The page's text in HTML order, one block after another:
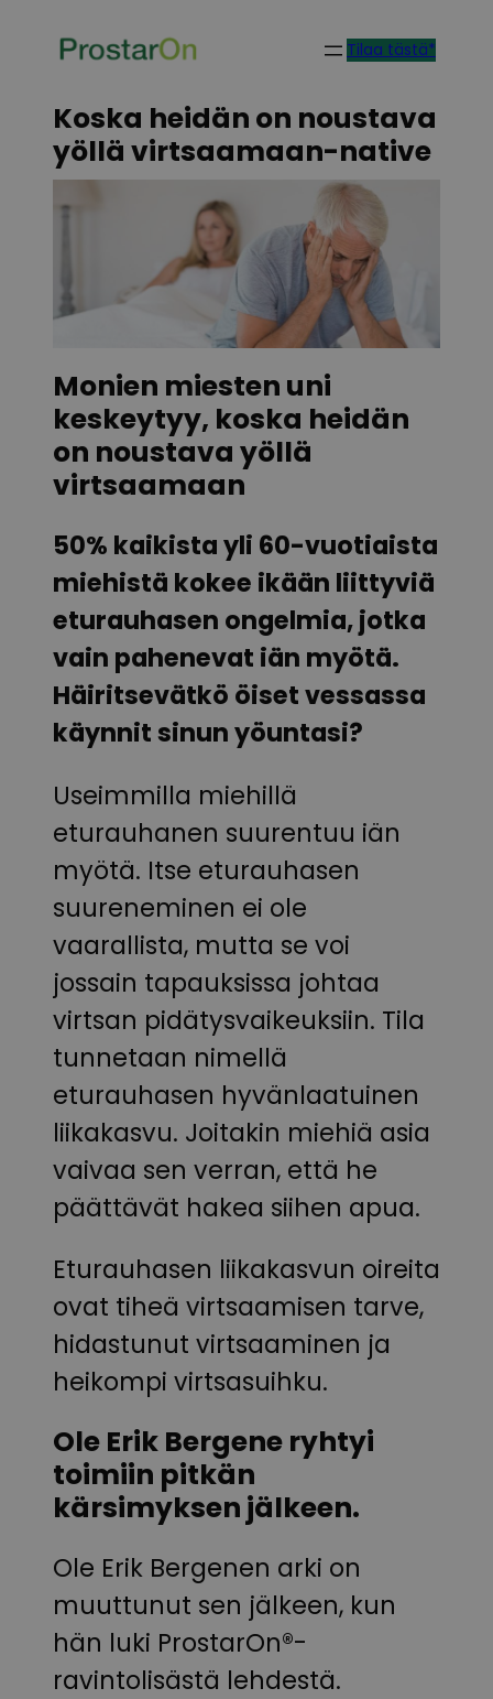
Tilaa tästä*
Koska heidän on noustava
yöllä virtsaamaan-native
Monien miesten uni
keskeytyy, koska heidän
on noustava yöllä
virtsaamaan
50% kaikista yli 60-vuotiaista
miehistä kokee ikään liittyviä
eturauhasen ongelmia, jotka
vain pahenevat iän myötä.
Häiritsevätkö öiset vessassa
käynnit sinun yöuntasi?
Useimmilla miehillä
eturauhanen suurentuu iän
myötä. Itse eturauhasen
suureneminen ei ole
vaarallista, mutta se voi
jossain tapauksissa johtaa
virtsan pidätysvaikeuksiin. Tila
tunnetaan nimellä
eturauhasen hyvänlaatuinen
liikakasvu. Joitakin miehiä asia
vaivaa sen verran, että he
päättävät hakea siihen apua.
Eturauhasen liikakasvun oireita
ovat tiheä virtsaamisen tarve,
hidastunut virtsaaminen ja
heikompi virtsasuihku.
Ole Erik Bergene ryhtyi
toimiin pitkän
kärsimyksen jälkeen.
Ole Erik Bergenen arki on
muuttunut sen jälkeen, kun
hän luki ProstarOn®-
ravintolisästä lehdestä.